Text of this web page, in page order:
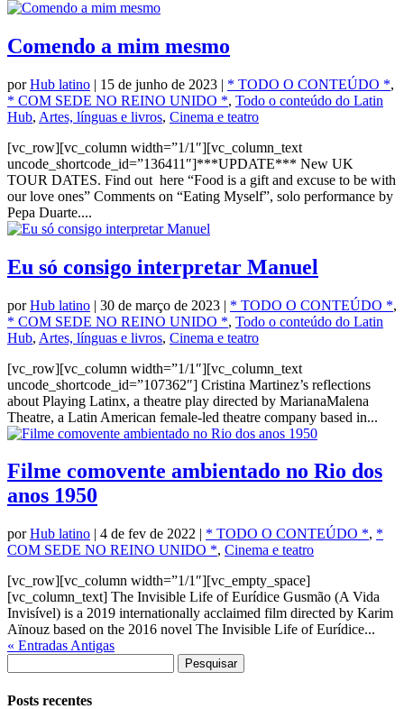
Comendo a mim mesmo
porHub latino | 15 de junho de 2023 | * TODO O CONTEÚDO *,
* COM SEDE NO REINO UNIDO *, Todo o conteúdo do Latin
Hub, Artes, línguas e livros, Cinema e teatro
[vc_row][vc_column width=”1/1″][vc_column_text
uncode_shortcode_id=”136411″]***UPDATE*** New UK
TOUR DATES. Find out here “Food is a gift and excuse to be with
our love ones” Comments on “Eating Myself”, solo performance by
Pepa Duarte....
Eu só consigo interpretar Manuel
porHub latino | 30 de março de 2023 | * TODO O CONTEÚDO *,
* COM SEDE NO REINO UNIDO *, Todo o conteúdo do Latin
Hub, Artes, línguas e livros, Cinema e teatro
[vc_row][vc_column width=”1/1″][vc_column_text
uncode_shortcode_id=”107362″] Cristina Martinez’s reflections
about Playing Latinx, a theatre play directed by MarianaMalena
Theatre, a Latin American female-led theatre company based in...
Filme comovente ambientado no Rio dos
anos 1950
porHub latino | 4 de fev de 2022 | * TODO O CONTEÚDO *, *
COM SEDE NO REINO UNIDO *, Cinema e teatro
[vc_row][vc_column width=”1/1″][vc_empty_space]
[vc_column_text] The Invisible Life of Eurídice Gusmão (A Vida
Invisível) is a 2019 internationally acclaimed film directed by Karim
Aïnouz based on the 2016 novel The Invisible Life of Eurídice...
« Entradas Antigas
por:
Posts recentes